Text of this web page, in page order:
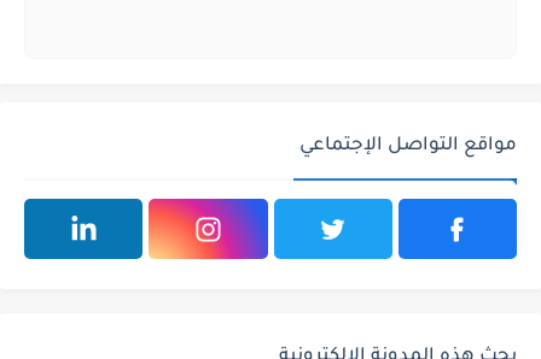
مواقع التواصل الإجتماعي